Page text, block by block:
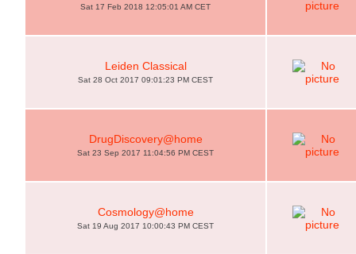
Sat 17 Feb 2018 12:05:01 AM CET
Leiden Classical
Sat 28 Oct 2017 09:01:23 PM CEST
DrugDiscovery@home
Sat 23 Sep 2017 11:04:56 PM CEST
Cosmology@home
Sat 19 Aug 2017 10:00:43 PM CEST